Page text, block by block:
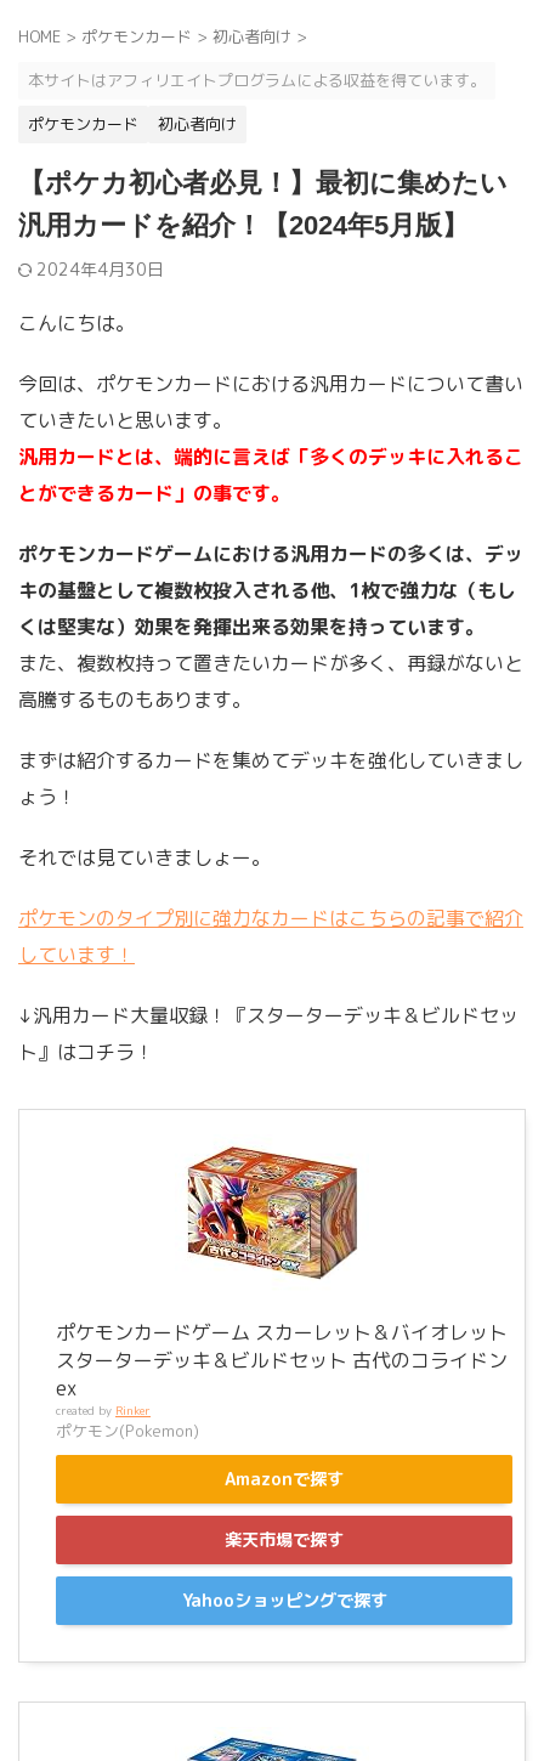
HOME > ポケモンカード > 初心者向け >
本サイトはアフィリエイトプログラムによる収益を得ています。
ポケモンカード
初心者向け
【ポケカ初心者必見！】最初に集めたい
汎用カードを紹介！【2024年5月版】
2024年4月30日
こんにちは。
今回は、ポケモンカードにおける汎用カードについて書い
ていきたいと思います。
汎用カードとは、端的に言えば「多くのデッキに入れるこ
とができるカード」の事です。
ポケモンカードゲームにおける汎用カードの多くは、デッ
キの基盤として複数枚投入される他、1枚で強力な（もし
くは堅実な）効果を発揮出来る効果を持っています。
また、複数枚持って置きたいカードが多く、再録がないと
高騰するものもあります。
まずは紹介するカードを集めてデッキを強化していきまし
ょう！
それでは見ていきましょー。
ポケモンのタイプ別に強力なカードはこちらの記事で紹介
しています！
↓汎用カード大量収録！『スターターデッキ＆ビルドセッ
ト』はコチラ！
ポケモンカードゲーム スカーレット＆バイオレット
スターターデッキ＆ビルドセット 古代のコライドン
ex
created by Rinker
ポケモン(Pokemon)
Amazonで探す
楽天市場で探す
Yahooショッピングで探す